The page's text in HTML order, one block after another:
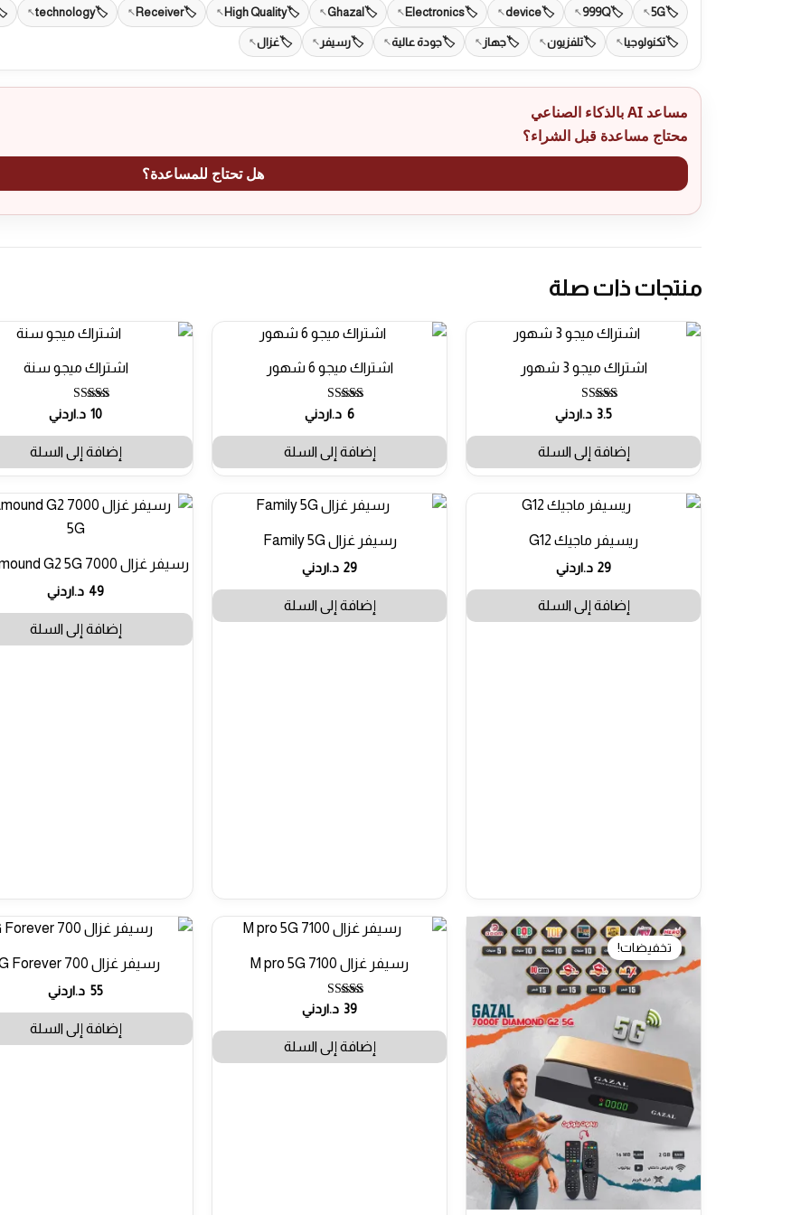
5G
999Q
device
Electronics
Ghazal
High Quality
Receiver
technology
تكنولوجيا تلفزيون جهاز جودة عالية رسيفر غزال
مساعد AI بالذكاء الصناعي
محتاج مساعدة قبل الشراء؟
هل تحتاج للمساعدة؟
منتجات ذات صلة
اشتراك ميجو 3 شهور
تم التقييم
4.00
من 5
3.5 د.اردني
إضافة إلى السلة
اشتراك ميجو 6 شهور
تم التقييم
4.71
من 5
6 د.اردني
إضافة إلى السلة
اشتراك ميجو سنة
تم التقييم
5.00
من 5
10 د.اردني
إضافة إلى السلة
ريسيفر ماجيك G12
29 د.اردني
إضافة إلى السلة
رسيفر غزال Family 5G
29 د.اردني
إضافة إلى السلة
رسيفر غزال 7000 M Diamound G2 5G
49 د.اردني
إضافة إلى السلة
تخفيضات!
رسيفر غزال 7100 M pro 5G
تم التقييم
5.00
من 5
39 د.اردني
إضافة إلى السلة
رسيفر غزال 700 5G Forever
55 د.اردني
إضافة إلى السلة